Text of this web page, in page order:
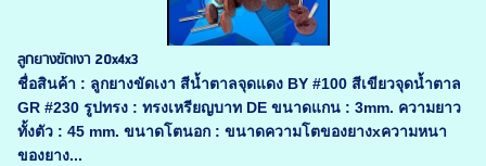
ลูกยางขัดเงา 20x4x3
ชื่อสินค้า : ลูกยางขัดเงา สีน้ำตาลจุดแดง BY #100 สีเขียวจุดน้ำตาล
GR #230 รูปทรง : ทรงเหรียญบาท DE ขนาดแกน : 3mm. ความยาว
ทั้งตัว : 45 mm. ขนาดโตนอก : ขนาดความโตของยางxความหนา
ของยาง...